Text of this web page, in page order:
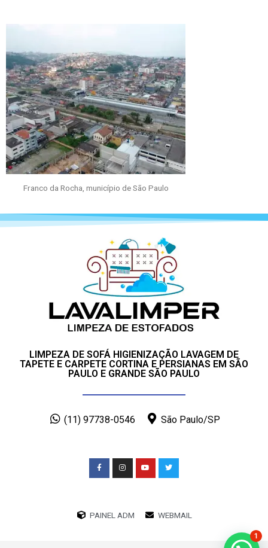
Franco da Rocha, município de São Paulo
LIMPEZA DE SOFÁ HIGIENIZAÇÃO LAVAGEM DE
TAPETE E CARPETE CORTINA E PERSIANAS EM SÃO
PAULO E GRANDE SÃO PAULO
(11) 97738-0546 São Paulo/SP
PAINEL ADM WEBMAIL
1